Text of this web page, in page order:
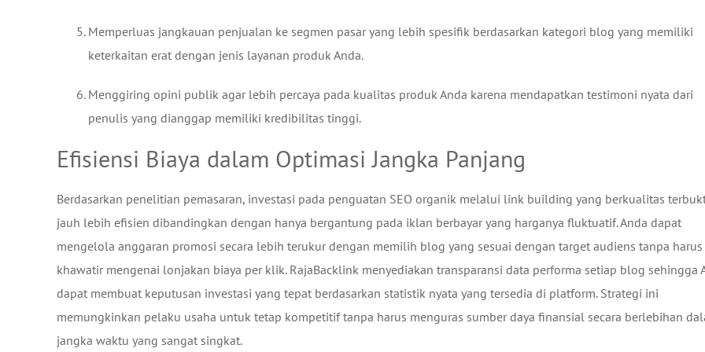
Memperluas jangkauan penjualan ke segmen pasar yang lebih spesifik berdasarkan kategori blog yang memiliki
keterkaitan erat dengan jenis layanan produk Anda.
Menggiring opini publik agar lebih percaya pada kualitas produk Anda karena mendapatkan testimoni nyata dari
penulis yang dianggap memiliki kredibilitas tinggi.
Efisiensi Biaya dalam Optimasi Jangka Panjang
Berdasarkan penelitian pemasaran, investasi pada penguatan SEO organik melalui link building yang berkualitas
jauh lebih efisien dibandingkan dengan hanya bergantung pada iklan berbayar yang harganya fluktuatif. Anda dapat
mengelola anggaran promosi secara lebih terukur dengan memilih blog yang sesuai dengan target audiens tanpa harus
khawatir mengenai lonjakan biaya per klik. RajaBacklink menyediakan transparansi data performa setiap blog sehingga
dapat membuat keputusan investasi yang tepat berdasarkan statistik nyata yang tersedia di platform. Strategi ini
memungkinkan pelaku usaha untuk tetap kompetitif tanpa harus menguras sumber daya finansial secara berlebihan
jangka waktu yang sangat singkat.